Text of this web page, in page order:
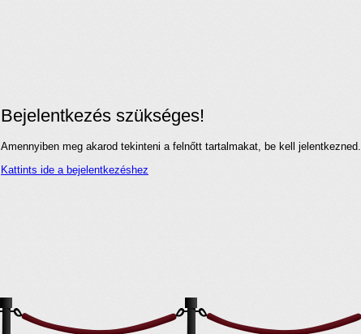
Bejelentkezés szükséges!
Amennyiben meg akarod tekinteni a felnőtt tartalmakat, be kell jelentkezned.
Kattints ide a bejelentkezéshez